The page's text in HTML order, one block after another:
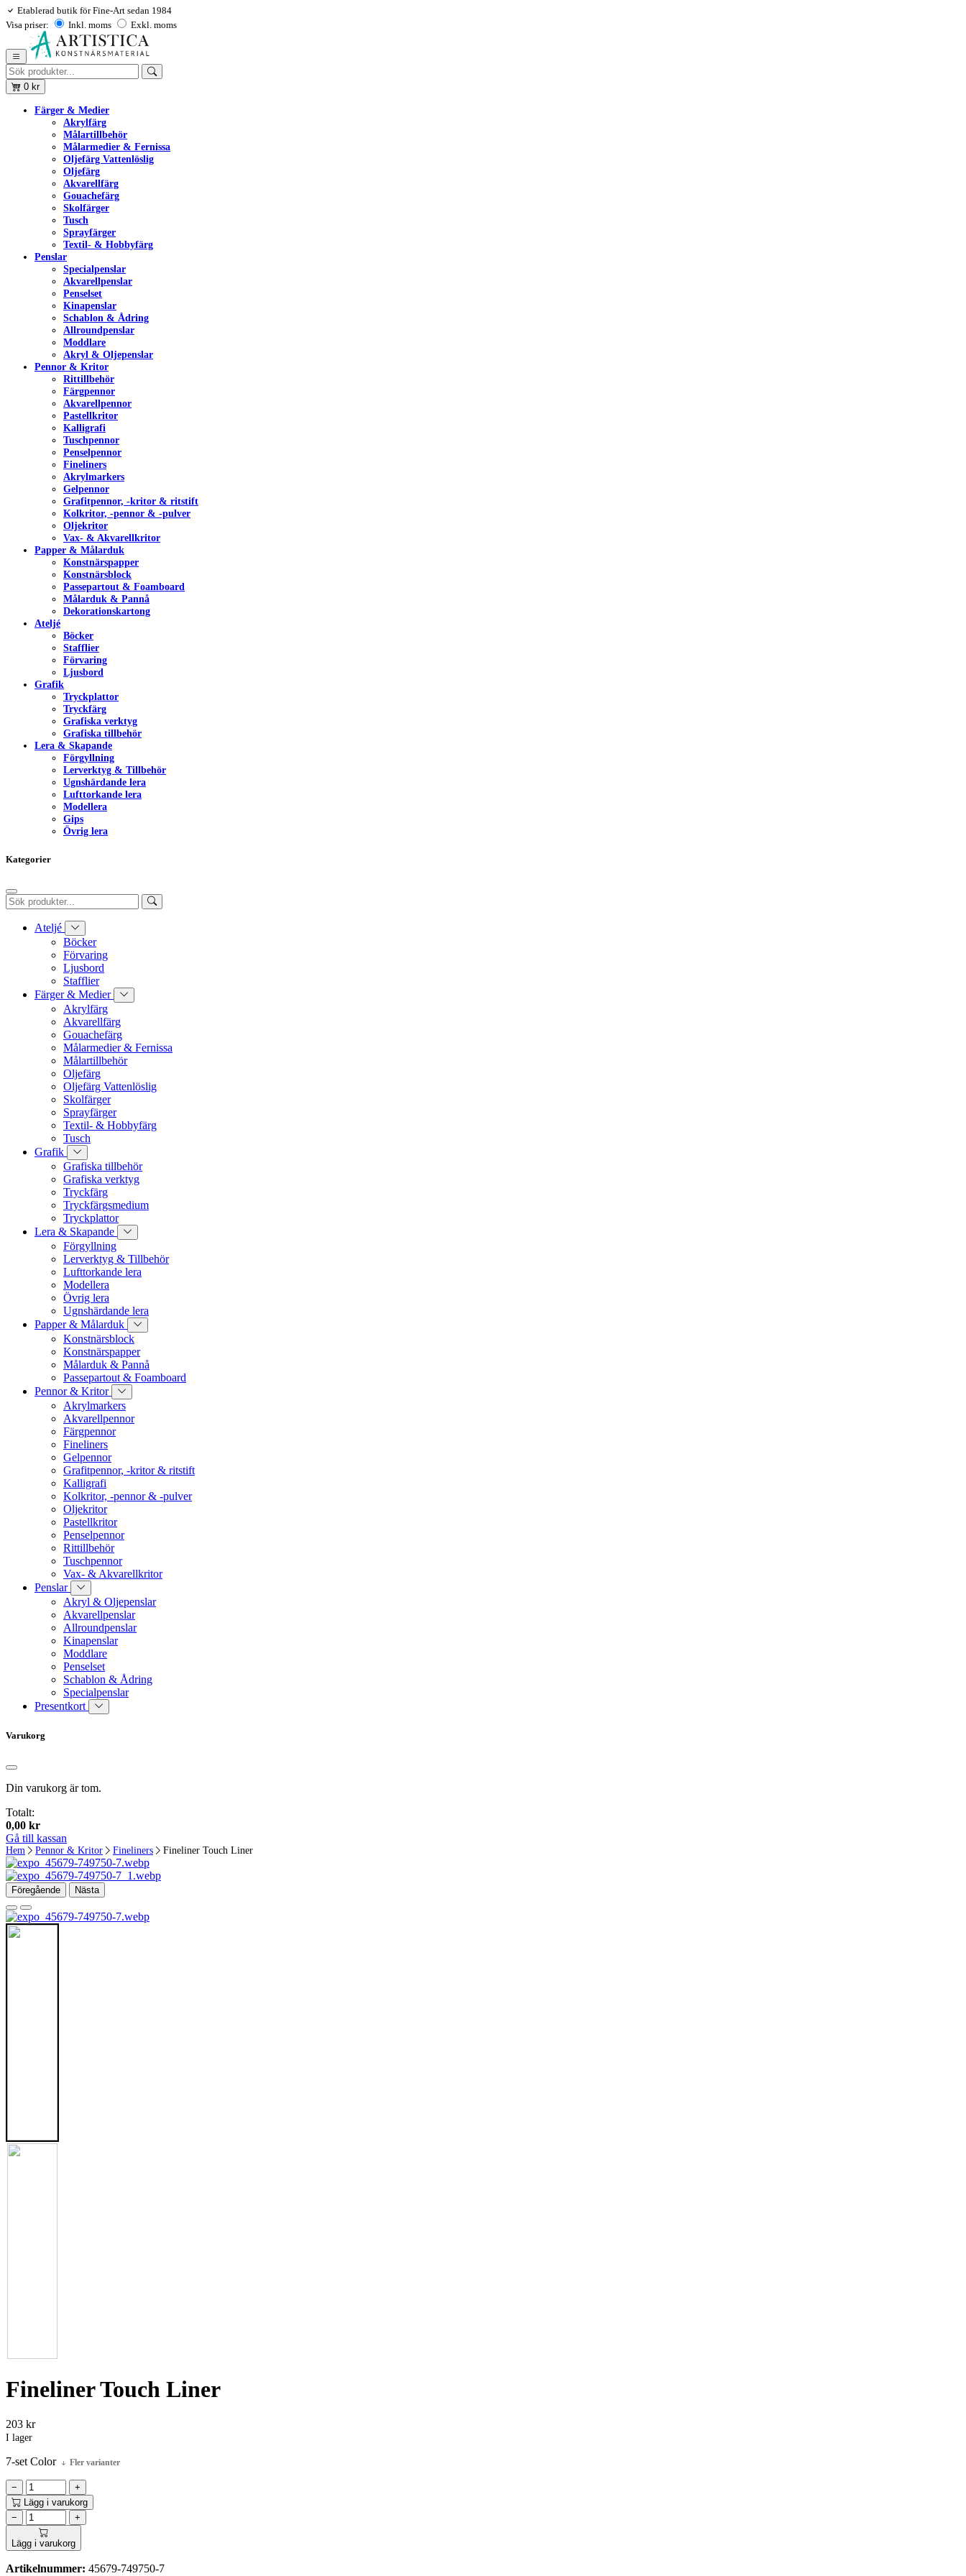
Etablerad butik för Fine-Art sedan 1984
Visa priser:
Inkl. moms Exkl. moms
0 kr
Färger & Medier
Akrylfärg
Målartillbehör
Målarmedier & Fernissa
Oljefärg Vattenlöslig
Oljefärg
Akvarellfärg
Gouachefärg
Skolfärger
Tusch
Sprayfärger
Textil- & Hobbyfärg
Penslar
Specialpenslar
Akvarellpenslar
Penselset
Kinapenslar
Schablon & Ådring
Allroundpenslar
Moddlare
Akryl & Oljepenslar
Pennor & Kritor
Rittillbehör
Färgpennor
Akvarellpennor
Pastellkritor
Kalligrafi
Tuschpennor
Penselpennor
Fineliners
Akrylmarkers
Gelpennor
Grafitpennor, -kritor & ritstift
Kolkritor, -pennor & -pulver
Oljekritor
Vax- & Akvarellkritor
Papper & Målarduk
Konstnärspapper
Konstnärsblock
Passepartout & Foamboard
Målarduk & Pannå
Dekorationskartong
Ateljé
Böcker
Stafflier
Förvaring
Ljusbord
Grafik
Tryckplattor
Tryckfärg
Grafiska verktyg
Grafiska tillbehör
Lera & Skapande
Förgyllning
Lerverktyg & Tillbehör
Ugnshärdande lera
Lufttorkande lera
Modellera
Gips
Övrig lera
Kategorier
Ateljé
Böcker
Förvaring
Ljusbord
Stafflier
Färger & Medier
Akrylfärg
Akvarellfärg
Gouachefärg
Målarmedier & Fernissa
Målartillbehör
Oljefärg
Oljefärg Vattenlöslig
Skolfärger
Sprayfärger
Textil- & Hobbyfärg
Tusch
Grafik
Grafiska tillbehör
Grafiska verktyg
Tryckfärg
Tryckfärgsmedium
Tryckplattor
Lera & Skapande
Förgyllning
Lerverktyg & Tillbehör
Lufttorkande lera
Modellera
Övrig lera
Ugnshärdande lera
Papper & Målarduk
Konstnärsblock
Konstnärspapper
Målarduk & Pannå
Passepartout & Foamboard
Pennor & Kritor
Akrylmarkers
Akvarellpennor
Färgpennor
Fineliners
Gelpennor
Grafitpennor, -kritor & ritstift
Kalligrafi
Kolkritor, -pennor & -pulver
Oljekritor
Pastellkritor
Penselpennor
Rittillbehör
Tuschpennor
Vax- & Akvarellkritor
Penslar
Akryl & Oljepenslar
Akvarellpenslar
Allroundpenslar
Kinapenslar
Moddlare
Penselset
Schablon & Ådring
Specialpenslar
Presentkort
Varukorg
Din varukorg är tom.
Totalt:
0,00 kr
Gå till kassan
Hem Pennor & Kritor Fineliners Fineliner Touch Liner
Föregående Nästa
Fineliner Touch Liner
203 kr
I lager
7-set Color Fler varianter
−
+
Lägg i varukorg
−
+
Lägg i varukorg
Artikelnummer: 45679-749750-7